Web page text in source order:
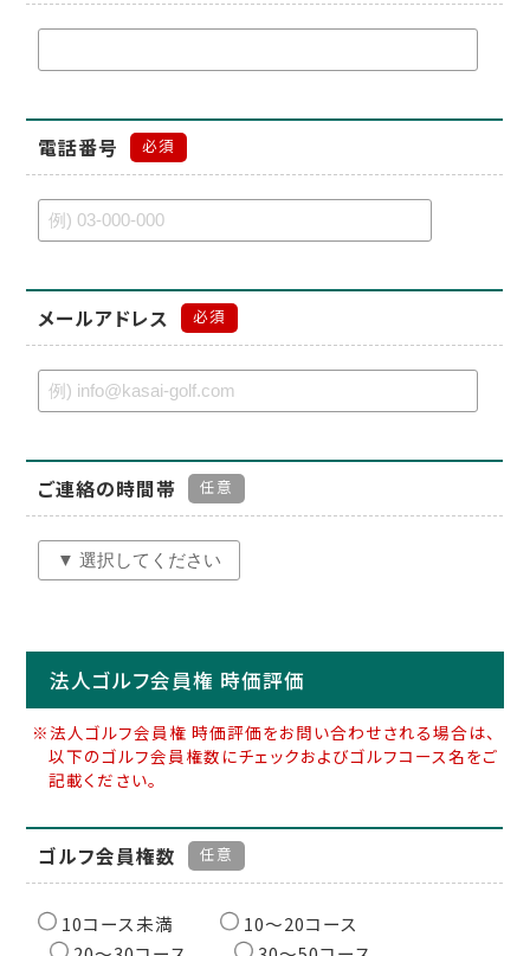
電話番号 必須
メールアドレス 必須
ご連絡の時間帯 任意
法人ゴルフ会員権 時価評価
※法人ゴルフ会員権 時価評価をお問い合わせされる場合は、
以下のゴルフ会員権数にチェックおよびゴルフコース名をご
記載ください。
ゴルフ会員権数 任意
10コース未満
10〜20コース